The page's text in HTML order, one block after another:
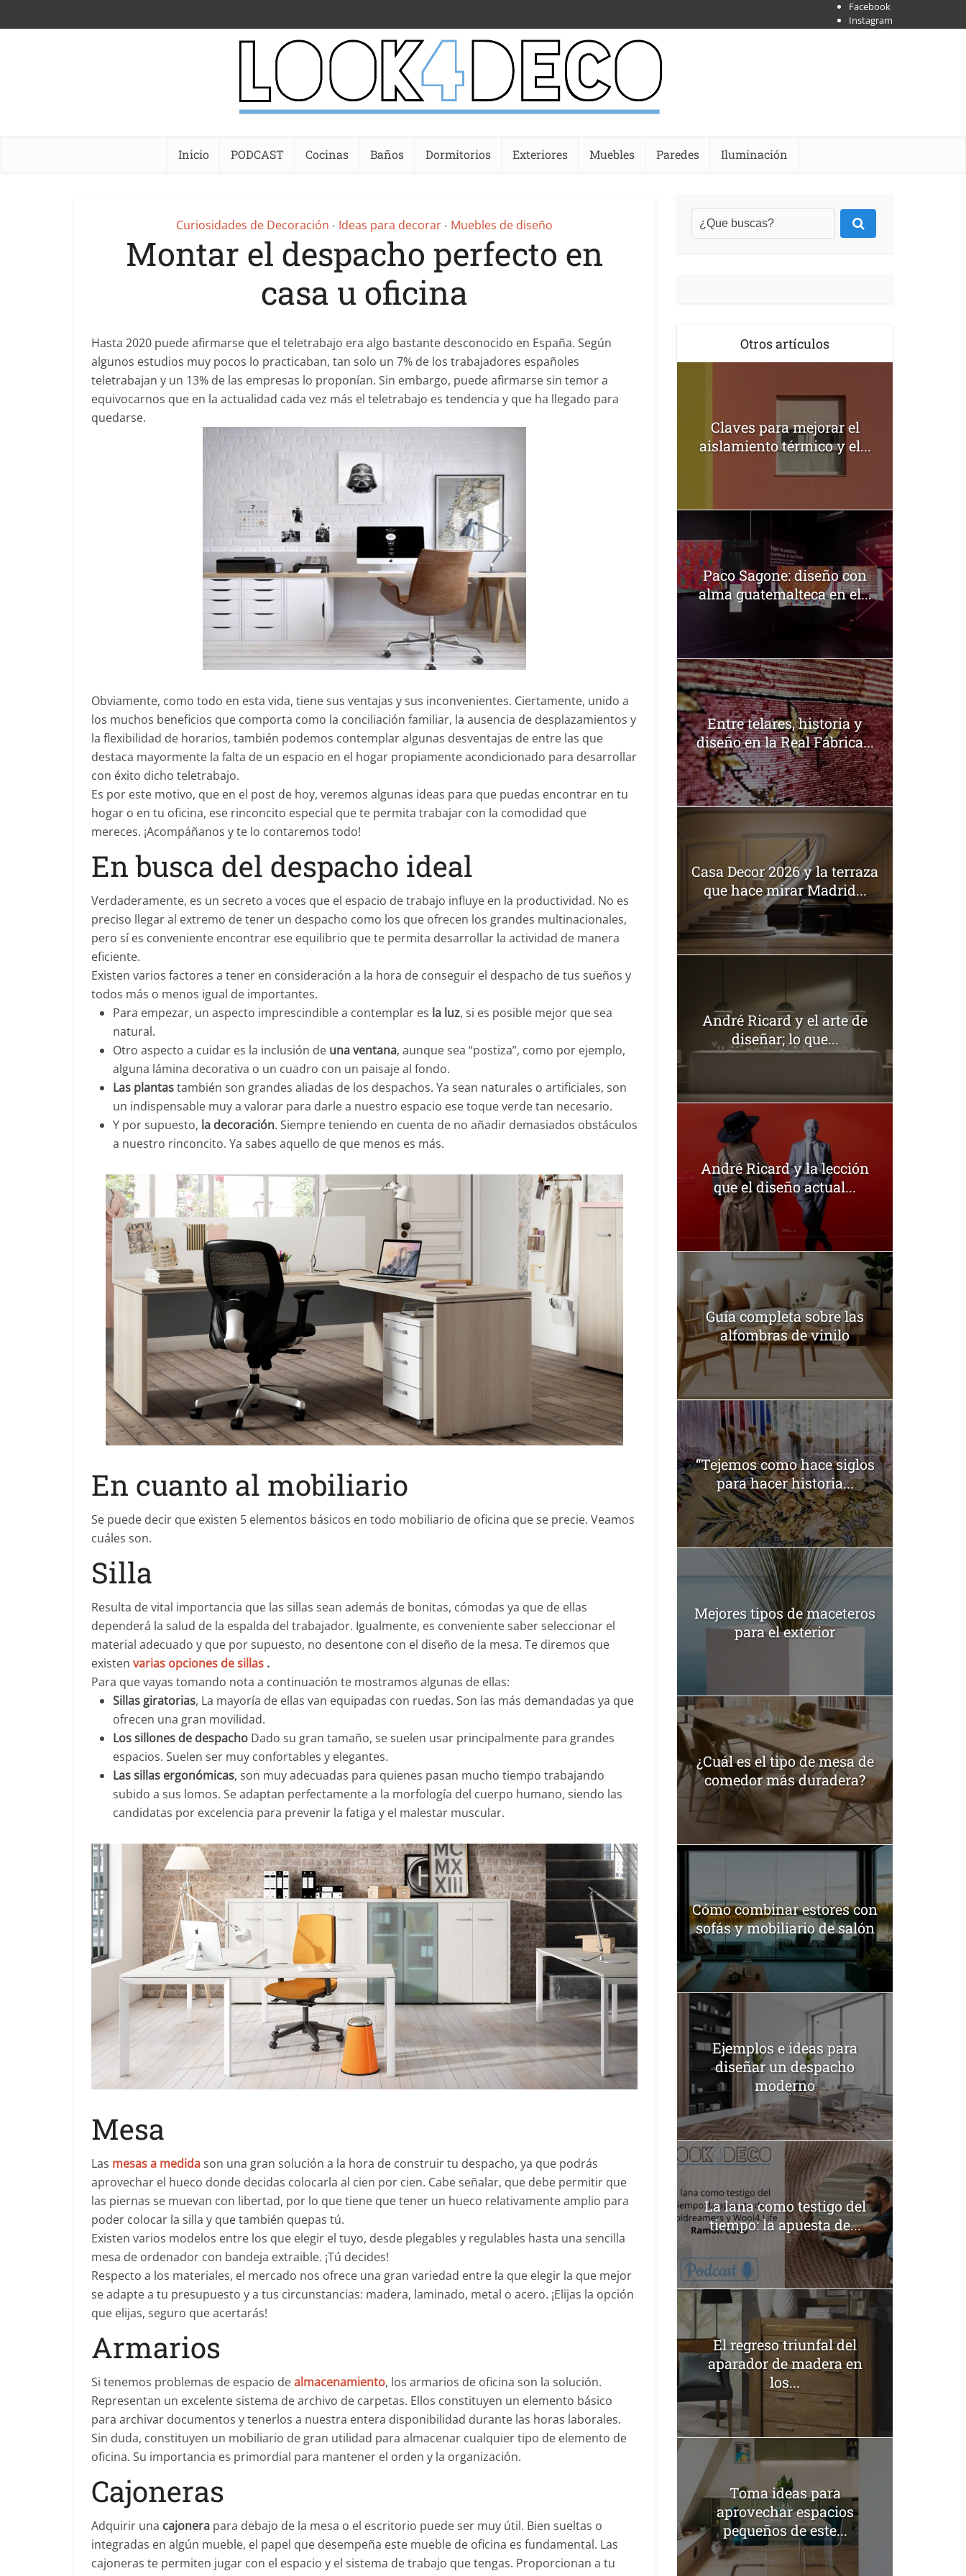
Facebook
Instagram
Inicio PODCAST Cocinas Baños Dormitorios Exteriores Muebles Paredes Iluminación
Curiosidades de Decoración • Ideas para decorar • Muebles de diseño
Montar el despacho perfecto en
casa u oficina
Hasta 2020 puede afirmarse que el teletrabajo era algo bastante desconocido en España. Según
algunos estudios muy pocos lo practicaban, tan solo un 7% de los trabajadores españoles
teletrabajan y un 13% de las empresas lo proponían. Sin embargo, puede afirmarse sin temor a
equivocarnos que en la actualidad cada vez más el teletrabajo es tendencia y que ha llegado para
quedarse.
Obviamente, como todo en esta vida, tiene sus ventajas y sus inconvenientes. Ciertamente, unido a
los muchos beneficios que comporta como la conciliación familiar, la ausencia de desplazamientos y
la flexibilidad de horarios, también podemos contemplar algunas desventajas de entre las que
destaca mayormente la falta de un espacio en el hogar propiamente acondicionado para desarrollar
con éxito dicho teletrabajo.
Es por este motivo, que en el post de hoy, veremos algunas ideas para que puedas encontrar en tu
hogar o en tu oficina, ese rinconcito especial que te permita trabajar con la comodidad que
mereces. ¡Acompáñanos y te lo contaremos todo!
En busca del despacho ideal
Verdaderamente, es un secreto a voces que el espacio de trabajo influye en la productividad. No es
preciso llegar al extremo de tener un despacho como los que ofrecen los grandes multinacionales,
pero sí es conveniente encontrar ese equilibrio que te permita desarrollar la actividad de manera
eficiente.
Existen varios factores a tener en consideración a la hora de conseguir el despacho de tus sueños y
todos más o menos igual de importantes.
Para empezar, un aspecto imprescindible a contemplar es la luz, si es posible mejor que sea
natural.
Otro aspecto a cuidar es la inclusión de una ventana, aunque sea “postiza”, como por ejemplo,
alguna lámina decorativa o un cuadro con un paisaje al fondo.
Las plantastambién son grandes aliadas de los despachos. Ya sean naturales o artificiales, son
un indispensable muy a valorar para darle a nuestro espacio ese toque verde tan necesario.
Y por supuesto, la decoración. Siempre teniendo en cuenta de no añadir demasiados obstáculos
a nuestro rinconcito. Ya sabes aquello de que menos es más.
En cuanto al mobiliario
Se puede decir que existen 5 elementos básicos en todo mobiliario de oficina que se precie. Veamos
cuáles son.
Silla
Resulta de vital importancia que las sillas sean además de bonitas, cómodas ya que de ellas
dependerá la salud de la espalda del trabajador. Igualmente, es conveniente saber seleccionar el
material adecuado y que por supuesto, no desentone con el diseño de la mesa. Te diremos que
existen varias opciones de sillas .
Para que vayas tomando nota a continuación te mostramos algunas de ellas:
Sillas giratorias, La mayoría de ellas van equipadas con ruedas. Son las más demandadas ya que
ofrecen una gran movilidad.
Los sillones de despacho Dado su gran tamaño, se suelen usar principalmente para grandes
espacios. Suelen ser muy confortables y elegantes.
Las sillas ergonómicas, son muy adecuadas para quienes pasan mucho tiempo trabajando
subido a sus lomos. Se adaptan perfectamente a la morfología del cuerpo humano, siendo las
candidatas por excelencia para prevenir la fatiga y el malestar muscular.
Mesa
Las mesas a medidason una gran solución a la hora de construir tu despacho, ya que podrás
aprovechar el hueco donde decidas colocarla al cien por cien. Cabe señalar, que debe permitir que
las piernas se muevan con libertad, por lo que tiene que tener un hueco relativamente amplio para
poder colocar la silla y que también quepas tú.
Existen varios modelos entre los que elegir el tuyo, desde plegables y regulables hasta una sencilla
mesa de ordenador con bandeja extraible. ¡Tú decides!
Respecto a los materiales, el mercado nos ofrece una gran variedad entre la que elegir la que mejor
se adapte a tu presupuesto y a tus circunstancias: madera, laminado, metal o acero. ¡Elijas la opción
que elijas, seguro que acertarás!
Armarios
Si tenemos problemas de espacio dealmacenamiento, los armarios de oficina son la solución.
Representan un excelente sistema de archivo de carpetas. Ellos constituyen un elemento básico
para archivar documentos y tenerlos a nuestra entera disponibilidad durante las horas laborales.
Sin duda, constituyen un mobiliario de gran utilidad para almacenar cualquier tipo de elemento de
oficina. Su importancia es primordial para mantener el orden y la organización.
Cajoneras
Adquirir una cajonera para debajo de la mesa o el escritorio puede ser muy útil. Bien sueltas o
integradas en algún mueble, el papel que desempeña este mueble de oficina es fundamental. Las
cajoneras te permiten jugar con el espacio y el sistema de trabajo que tengas. Proporcionan a tu
Otros artículos
Claves para mejorar el
aislamiento térmico y el...
Paco Sagone: diseño con
alma guatemalteca en el...
Entre telares, historia y
diseño en la Real Fábrica...
Casa Decor 2026 y la terraza
que hace mirar Madrid...
André Ricard y el arte de
diseñar; lo que...
André Ricard y la lección
que el diseño actual...
Guía completa sobre las
alfombras de vinilo
“Tejemos como hace siglos
para hacer historia...
Mejores tipos de maceteros
para el exterior
¿Cuál es el tipo de mesa de
comedor más duradera?
Cómo combinar estores con
sofás y mobiliario de salón
Ejemplos e ideas para
diseñar un despacho
moderno
La lana como testigo del
tiempo: la apuesta de...
El regreso triunfal del
aparador de madera en
los...
Toma ideas para
aprovechar espacios
pequeños de este...